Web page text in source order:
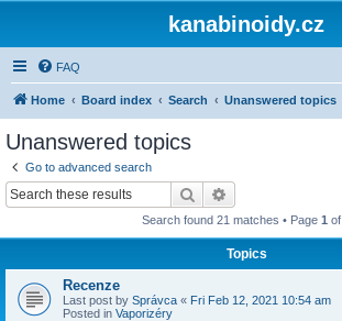
kanabinoidy.cz
FAQ
Home Board index Search Unanswered topics
Unanswered topics
Go to advanced search
Search
Search found 21 matches • Page 1 of
Topics
Recenze
Last post by Správca « Fri Feb 12, 2021 10:54 am
Posted in Vaporizéry